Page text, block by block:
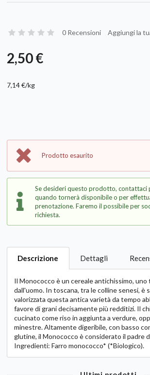
0 Recensioni Aggiungi la
2,50 €
7,14 €/kg
Prodotto esaurito
Se desideri questo prodotto, contattaci
quando tornerà disponibile o per
prenotazione. Faremo il possibile per
richiesta.
Descrizione Dettagli
Il Monococco è un cereale antichissimo,
dall'uomo. In toscana, tra le colline senesi, è
valorizzata questa antica varietà da tempo
favore di grani decisamente più redditizi. Il
cucinato come riso in aggiunta a verdure,
minestre. Altamente digeribile, con basso
glutine, il Monococco è considerato il padre
Ingredienti: Farro monococco* (*Biologico).